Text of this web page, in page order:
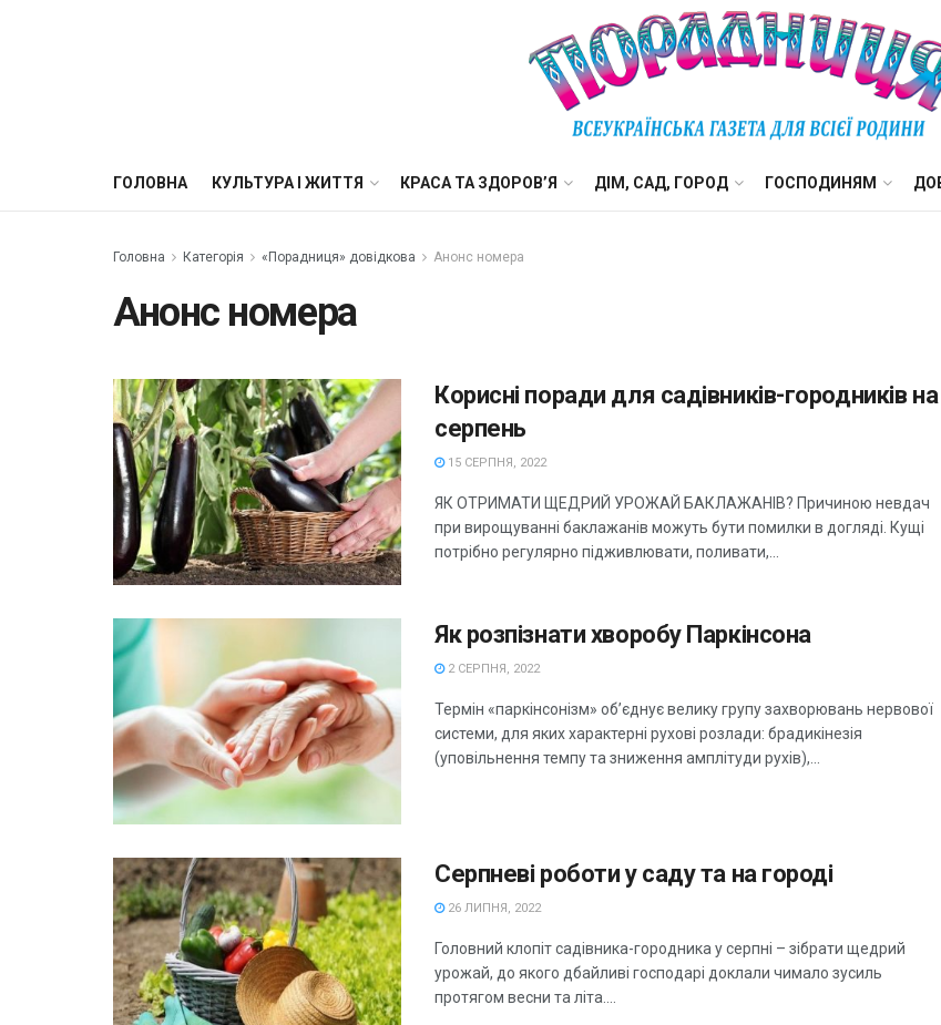
ГОЛОВНА КУЛЬТУРА І ЖИТТЯ КРАСА ТА ЗДОРОВ’Я ДІМ, САД, ГОРОД ГОСПОДИНЯМ
Головна Категорія «Порадниця» довідкова Анонс номера
Анонс номера
Корисні поради для садівників-городників на
серпень
15 СЕРПНЯ, 2022
ЯК ОТРИМАТИ ЩЕДРИЙ УРОЖАЙ БАКЛАЖАНІВ? Причиною невдач
при вирощуванні баклажанів можуть бути помилки в догляді. Кущі
потрібно регулярно підживлювати, поливати,...
Як розпізнати хворобу Паркінсона
2 СЕРПНЯ, 2022
Термін «паркінсонізм» об’єднує велику групу захворювань нервової
системи, для яких характерні рухові розлади: брадикінезія
(уповільнення темпу та зниження амплітуди рухів),...
Серпневі роботи у саду та на городі
26 ЛИПНЯ, 2022
Головний клопіт садівника-городника у серпні – зібрати щедрий
урожай, до якого дбайливі господарі доклали чимало зусиль
протягом весни та літа....